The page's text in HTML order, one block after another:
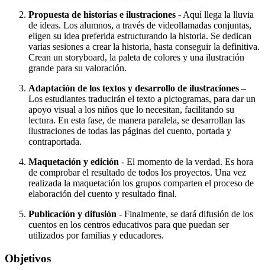
Propuesta de historias e ilustraciones - Aquí llega la lluvia
de ideas. Los alumnos, a través de videollamadas conjuntas,
eligen su idea preferida estructurando la historia. Se dedican
varias sesiones a crear la historia, hasta conseguir la definitiva.
Crean un storyboard, la paleta de colores y una ilustración
grande para su valoración.
Adaptación de los textos y desarrollo de ilustraciones –
Los estudiantes traducirán el texto a pictogramas, para dar un
apoyo visual a los niños que lo necesitan, facilitando su
lectura. En esta fase, de manera paralela, se desarrollan las
ilustraciones de todas las páginas del cuento, portada y
contraportada.
Maquetación y edición - El momento de la verdad. Es hora
de comprobar el resultado de todos los proyectos. Una vez
realizada la maquetación los grupos comparten el proceso de
elaboración del cuento y resultado final.
Publicación y difusión - Finalmente, se dará difusión de los
cuentos en los centros educativos para que puedan ser
utilizados por familias y educadores.
Objetivos